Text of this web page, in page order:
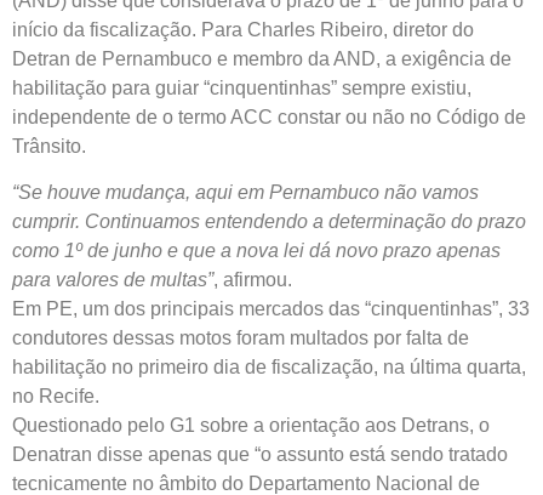
início da fiscalização. Para Charles Ribeiro, diretor do
Detran de Pernambuco e membro da AND, a exigência de
habilitação para guiar “cinquentinhas” sempre existiu,
independente de o termo ACC constar ou não no Código de
Trânsito.
“Se houve mudança, aqui em Pernambuco não vamos
cumprir. Continuamos entendendo a determinação do prazo
como 1º de junho e que a nova lei dá novo prazo apenas
para valores de multas”, afirmou.
Em PE, um dos principais mercados das “cinquentinhas”, 33
condutores dessas motos foram multados por falta de
habilitação no primeiro dia de fiscalização, na última quarta,
no Recife.
Questionado pelo G1 sobre a orientação aos Detrans, o
Denatran disse apenas que “o assunto está sendo tratado
tecnicamente no âmbito do Departamento Nacional de